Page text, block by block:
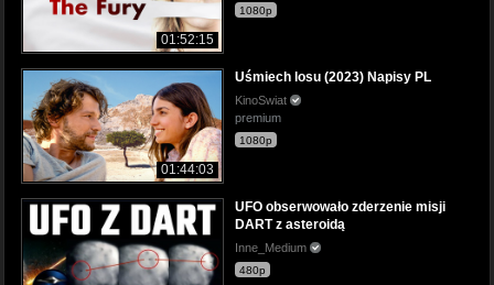
01:52:15
1080p
01:44:03
Uśmiech losu (2023) Napisy PL
KinoSwiat
premium
1080p
UFO obserwowało zderzenie misji
DART z asteroidą
Inne_Medium
480p